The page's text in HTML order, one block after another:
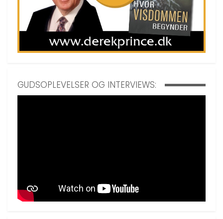
GUDSOPLEVELSER OG INTERVIEWS: